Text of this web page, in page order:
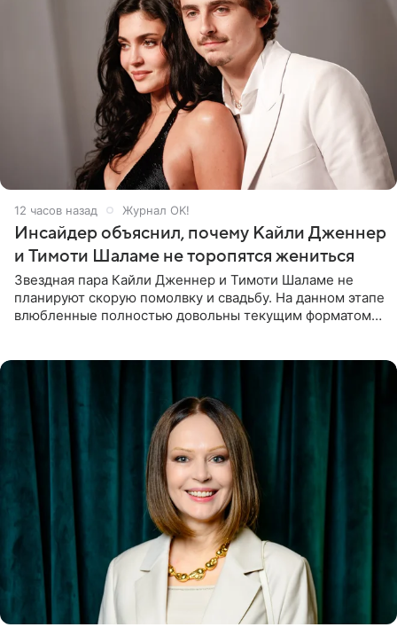
12 часов назад Журнал OK!
Инсайдер объяснил, почему Кайли Дженнер
и Тимоти Шаламе не торопятся жениться
Звездная пара Кайли Дженнер и Тимоти Шаламе не
планируют скорую помолвку и свадьбу. На данном этапе
влюбленные полностью довольны текущим форматом